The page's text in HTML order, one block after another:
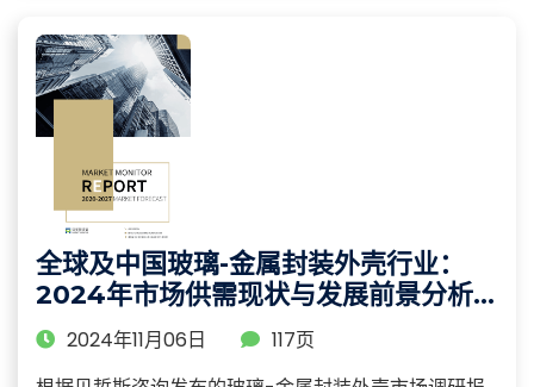
全球及中国玻璃-金属封装外壳行业：
2024年市场供需现状与发展前景分析
报告2024年11月06日
117页